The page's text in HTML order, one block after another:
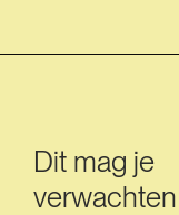
Dit mag je
verwachten